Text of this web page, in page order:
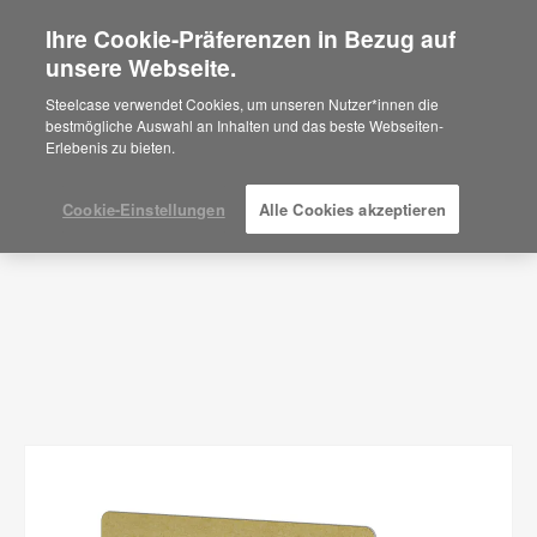
Are you in United States?
Would you like to see Products we sell in
your region?
Americas
Español
Bilder
Ihre Cookie-Präferenzen in Bezug auf
unsere Webseite.
Steelcase verwendet Cookies, um unseren Nutzer*innen die
bestmögliche Auswahl an Inhalten und das beste Webseiten-
Erlebenis zu bieten.
Cookie-Einstellungen Alle Cookies akzeptieren